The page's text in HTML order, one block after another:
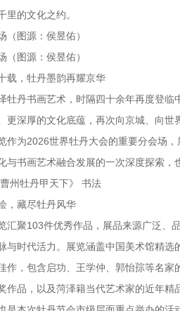
里的文化之约。
（图源：侯昱佑）
（图源：侯昱佑）
载，牡丹墨韵再耀京华
牡丹书画艺术，时隔四十余年再度登
更深厚的文化底蕴，再次向京城、向世
作为2026世界牡丹大会的重要分会场
与书画艺术融合发展的一次深度探索，
州牡丹甲天下》 书法
，藏尽牡丹风华
汇聚103件优秀作品，展品来源广泛、
与时代活力。展览涵盖中国美术馆精
作，包含启功、王学仲、郭怡孮等名家
作品，以及菏泽籍当代艺术家的近年